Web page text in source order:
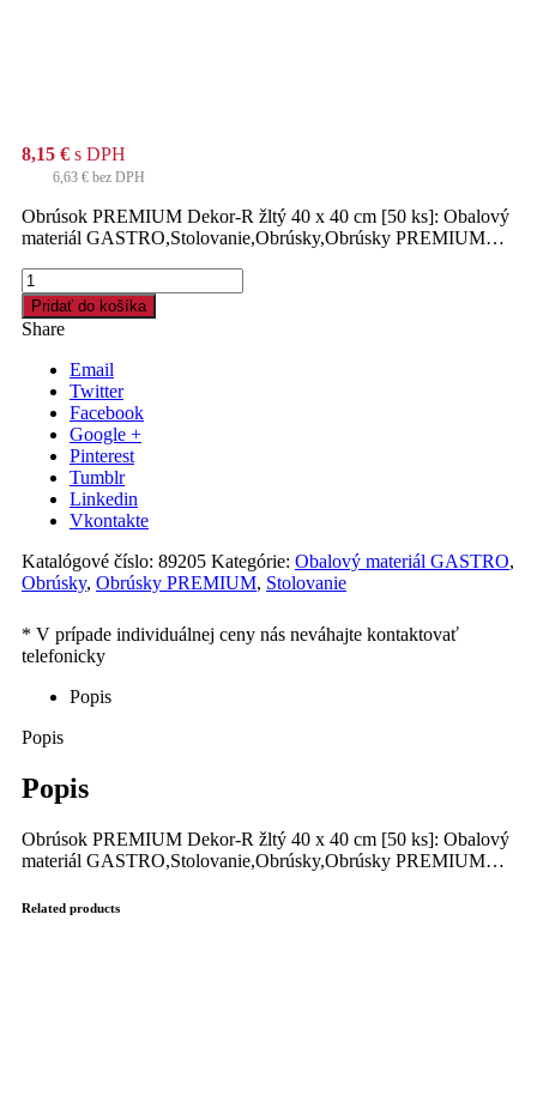
8,15 € s DPH
6,63 € bez DPH
Obrúsok PREMIUM Dekor-R žltý 40 x 40 cm [50 ks]: Obalový
materiál GASTRO,Stolovanie,Obrúsky,Obrúsky PREMIUM…
množstvo
Obrúsok
PREMIUM
Dekor-
Pridať do košíka
Share
Email
Twitter
Facebook
Google +
Pinterest
Tumblr
Linkedin
Vkontakte
Katalógové číslo: 89205 Kategórie: Obalový materiál GASTRO,
Obrúsky, Obrúsky PREMIUM, Stolovanie
Popis
Popis
Popis
Obrúsok PREMIUM Dekor-R žltý 40 x 40 cm [50 ks]: Obalový
materiál GASTRO,Stolovanie,Obrúsky,Obrúsky PREMIUM…
Related products